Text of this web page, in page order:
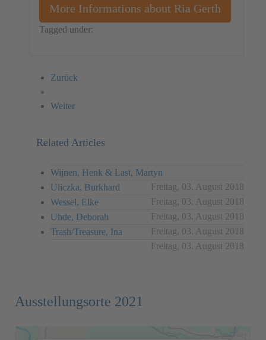
More Informations about Ria Gerth
Tagged under:
Zurück
Weiter
Related Articles
Wijnen, Henk & Last, Martyn
Freitag, 03. August 2018
Uliczka, Burkhard
Freitag, 03. August 2018
Wessel, Elke
Freitag, 03. August 2018
Uhde, Deborah
Freitag, 03. August 2018
Trash/Treasure, Ina
Freitag, 03. August 2018
Ausstellungsorte 2021